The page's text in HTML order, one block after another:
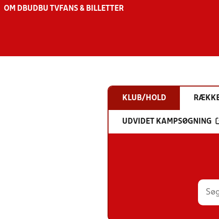
OM DBU DBU TV FANS & BILLETTER
KLUB/HOLD
UDVIDET KAMPSØGNING